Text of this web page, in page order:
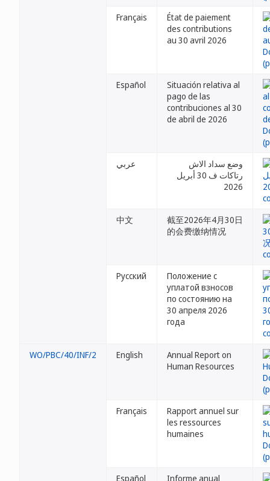
Français
État de paiement
des contributions
au 30 avril 2026
Español
Situación relativa al
pago de las
contribuciones al 30
de abril de 2026
عربي
وضع سداد الاش
رتاكات ف 30 أبريل
2026
中文
截至2026年4月30日
的会费缴纳情况
Русский
Положение с
уплатой взносов
по состоянию на
30 апреля 2026
года
WO/PBC/40/INF/2 English
Annual Report on
Human Resources
Français
Rapport annuel sur
les ressources
humaines
Español
Informe anual